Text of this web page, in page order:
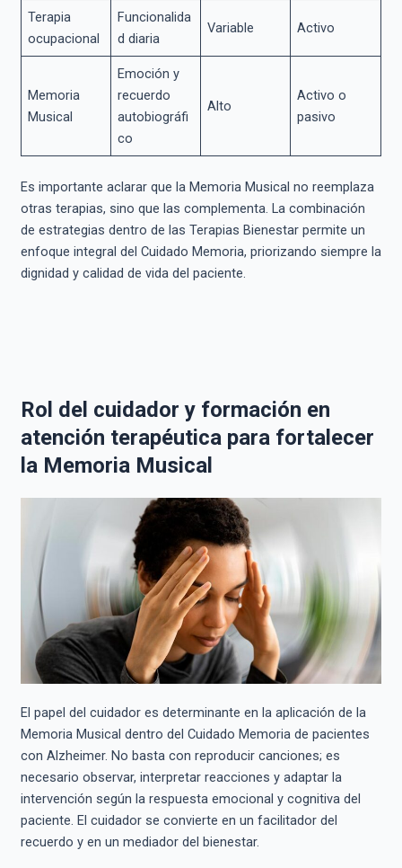
Terapia
ocupacional
Funcionalida
d diaria
Variable Activo
Memoria
Musical
Emoción y
recuerdo
autobiográfi
co
Alto
Activo o
pasivo
Es importante aclarar que la Memoria Musical no reemplaza
otras terapias, sino que las complementa. La combinación
de estrategias dentro de las Terapias Bienestar permite un
enfoque integral del Cuidado Memoria, priorizando siempre la
dignidad y calidad de vida del paciente.
Rol del cuidador y formación en
atención terapéutica para fortalecer
la Memoria Musical
El papel del cuidador es determinante en la aplicación de la
Memoria Musical dentro del Cuidado Memoria de pacientes
con Alzheimer. No basta con reproducir canciones; es
necesario observar, interpretar reacciones y adaptar la
intervención según la respuesta emocional y cognitiva del
paciente. El cuidador se convierte en un facilitador del
recuerdo y en un mediador del bienestar.